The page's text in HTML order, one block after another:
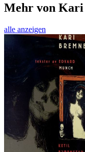
Mehr von Kari
alle anzeigen